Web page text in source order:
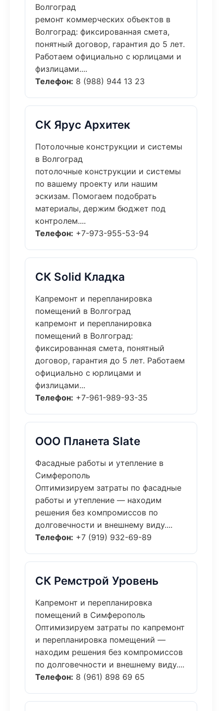
Волгоград
ремонт коммерческих объектов в
Волгоград: фиксированная смета,
понятный договор, гарантия до 5 лет.
Работаем официально с юрлицами и
физлицами....
Телефон: 8 (988) 944 13 23
СК Ярус Архитек
Потолочные конструкции и системы
в Волгоград
потолочные конструкции и системы
по вашему проекту или нашим
эскизам. Помогаем подобрать
материалы, держим бюджет под
контролем....
Телефон: +7-973-955-53-94
СК Solid Кладка
Капремонт и перепланировка
помещений в Волгоград
капремонт и перепланировка
помещений в Волгоград:
фиксированная смета, понятный
договор, гарантия до 5 лет. Работаем
официально с юрлицами и
физлицами...
Телефон: +7-961-989-93-35
ООО Планета Slate
Фасадные работы и утепление в
Симферополь
Оптимизируем затраты по фасадные
работы и утепление — находим
решения без компромиссов по
долговечности и внешнему виду....
Телефон: +7 (919) 932-69-89
СК Ремстрой Уровень
Капремонт и перепланировка
помещений в Симферополь
Оптимизируем затраты по капремонт
и перепланировка помещений —
находим решения без компромиссов
по долговечности и внешнему виду....
Телефон: 8 (961) 898 69 65